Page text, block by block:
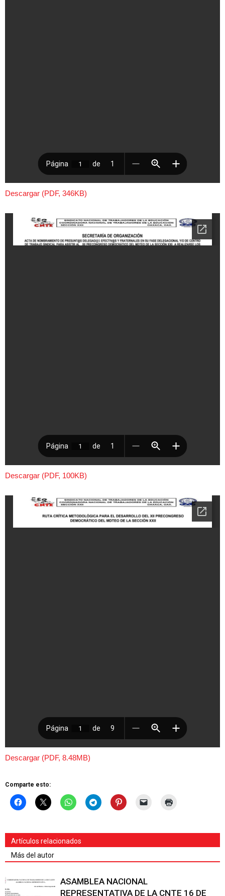
Descargar (PDF, 346KB)
Descargar (PDF, 100KB)
Descargar (PDF, 8.48MB)
Comparte esto:
Artículos relacionados
Más del autor
ASAMBLEA NACIONAL
REPRESENTATIVA DE LA CNTE 16 DE